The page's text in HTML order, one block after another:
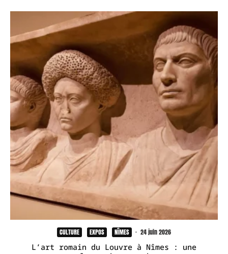
CULTURE EXPOS NÎMES · 24 juin 2026
L’art romain du Louvre à Nîmes : une